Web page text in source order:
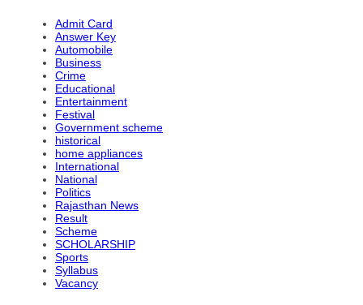
Admit Card
Answer Key
Automobile
Business
Crime
Educational
Entertainment
Festival
Government scheme
historical
home appliances
International
National
Politics
Rajasthan News
Result
Scheme
SCHOLARSHIP
Sports
Syllabus
Vacancy